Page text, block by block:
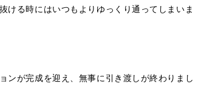
ける時にはいつもよりゆっくり通ってしまいま
が完成を迎え、無事に引き渡しが終わりまし